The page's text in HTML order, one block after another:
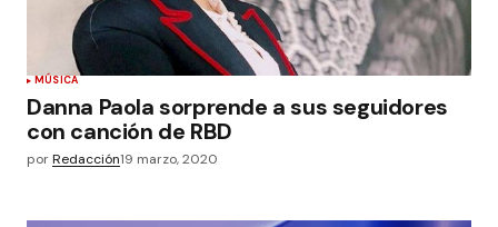
MÚSICA
Danna Paola sorprende a sus seguidores
con canción de RBD
porRedacción19 marzo, 2020